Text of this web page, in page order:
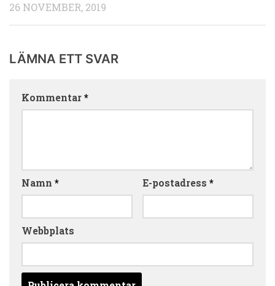
26 NOVEMBER, 2019
LÄMNA ETT SVAR
Kommentar*
Namn * E-postadress *
Webbplats